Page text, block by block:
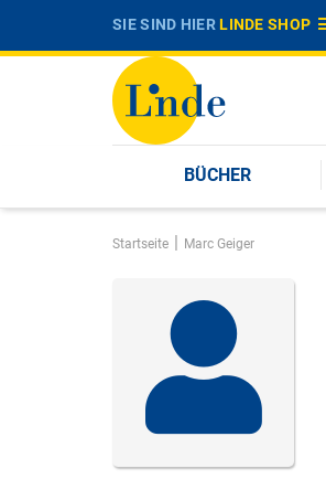
SIE SIND HIERLINDE SHOP
BÜCHER
Startseite | Marc Geiger